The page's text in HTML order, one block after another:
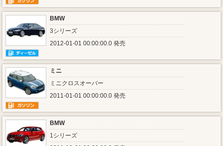
BMW
3シリーズ
2012-01-01 00:00:00.0 発売
ミニ
ミニクロスオーバー
2011-01-01 00:00:00.0 発売
BMW
1シリーズ